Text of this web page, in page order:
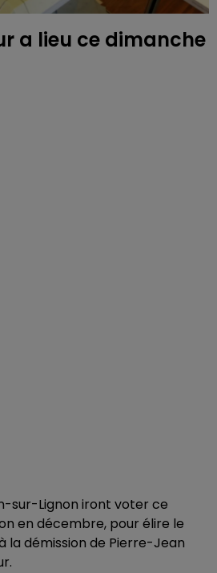
a lieu ce dimanche
sur-Lignon iront voter ce
en décembre, pour élire le
la démission de Pierre-Jean